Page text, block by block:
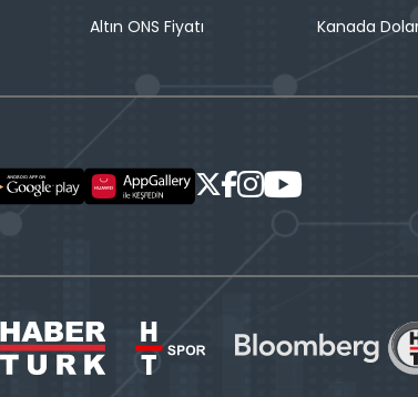
Altın ONS Fiyatı
Kanada